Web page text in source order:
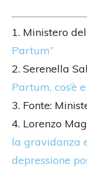
1. Ministero
Partum”
2. Serenella
Partum, cos’è
3. Fonte:
4. Lorenzo
la gravidanza
depressione